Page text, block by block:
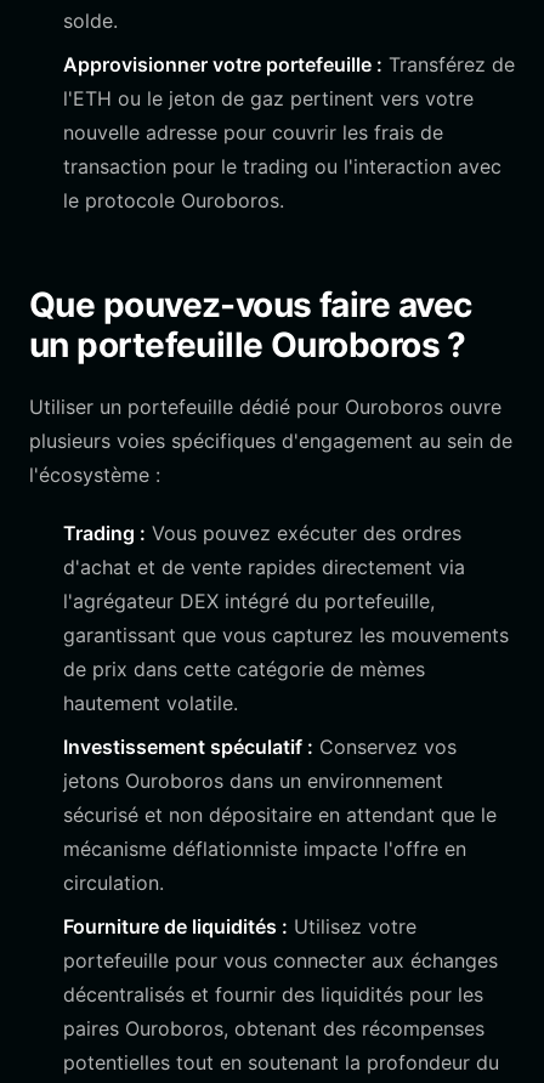
solde.
Approvisionner votre portefeuille : Transférez de
l'ETH ou le jeton de gaz pertinent vers votre
nouvelle adresse pour couvrir les frais de
transaction pour le trading ou l'interaction avec
le protocole Ouroboros.
Que pouvez-vous faire avec
un portefeuille Ouroboros ?
Utiliser un portefeuille dédié pour Ouroboros ouvre
plusieurs voies spécifiques d'engagement au sein de
l'écosystème :
Trading : Vous pouvez exécuter des ordres
d'achat et de vente rapides directement via
l'agrégateur DEX intégré du portefeuille,
garantissant que vous capturez les mouvements
de prix dans cette catégorie de mèmes
hautement volatile.
Investissement spéculatif : Conservez vos
jetons Ouroboros dans un environnement
sécurisé et non dépositaire en attendant que le
mécanisme déflationniste impacte l'offre en
circulation.
Fourniture de liquidités : Utilisez votre
portefeuille pour vous connecter aux échanges
décentralisés et fournir des liquidités pour les
paires Ouroboros, obtenant des récompenses
potentielles tout en soutenant la profondeur du